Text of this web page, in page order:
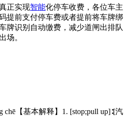
正实现智能化停车收费，各位车主
提前支付停车费或者提前将车牌绑
牌识别自动缴费，减少道闸出排队
场。
chē【基本解释】1. [stop;pull up]∶[汽